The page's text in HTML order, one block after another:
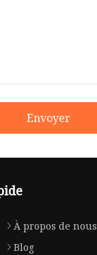
Envoyer
À propos de nous
Blog